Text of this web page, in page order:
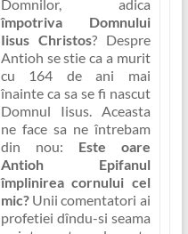
Domnilor, adica
împotriva Domnului
Iisus Christos? Despre
Antioh se stie ca a murit
cu 164 de ani mai
înainte ca sa se fi nascut
Domnul Iisus. Aceasta
ne face sa ne întrebam
din nou: Este oare
Antioh Epifanul
împlinirea cornului cel
mic?Unii comentatori ai
profetiei dîndu-si seama